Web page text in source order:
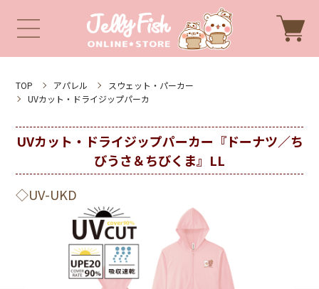
TOP アパレル
スウェット・パーカー
UVカット・ドライジップパーカ
UVカット・ドライジップパーカー『ドーナツ／ち
びうさ＆ちびくま』LL
◇UV-UKD